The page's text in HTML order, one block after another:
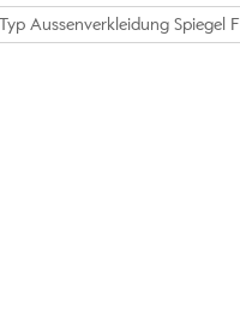
Typ Aussenverkleidung Spiegel Fl